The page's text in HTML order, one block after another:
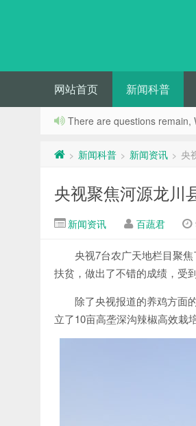
网站首页 新闻科普
There are questions remain,
> 新闻科普 > 新闻资讯 > 央
央视聚焦河源龙川
新闻资讯 百蔬君
央视7台农广天地栏目聚
扶贫，做出了不错的成绩，受
除了央视报道的养鸡方面
立了10亩高垄深沟辣椒高效栽